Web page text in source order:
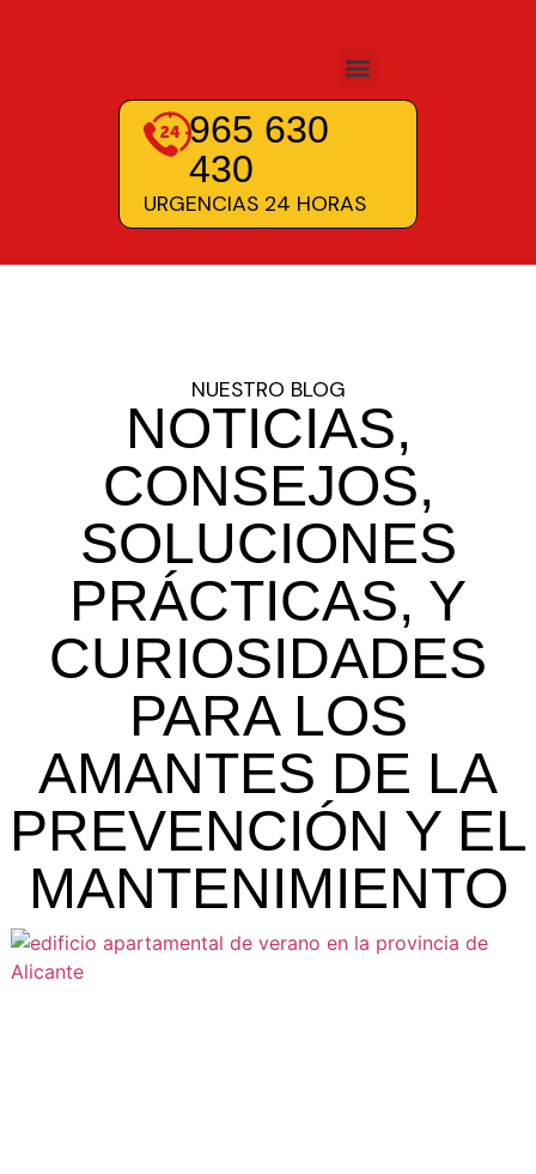
965 630
430
URGENCIAS 24 HORAS
NUESTRO BLOG
NOTICIAS,
CONSEJOS,
SOLUCIONES
PRÁCTICAS, Y
CURIOSIDADES
PARA LOS
AMANTES DE LA
PREVENCIÓN Y EL
MANTENIMIENTO